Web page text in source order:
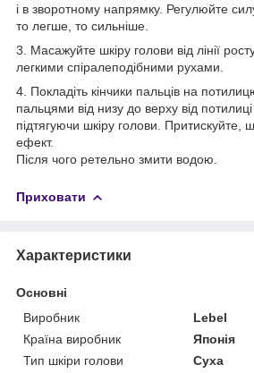
і в зворотному напрямку. Регулюйте
то легше, то сильніше.
3. Масажуйте шкіру голови від лінії
легкими спіралеподібними рухами.
4. Покладіть кінчики пальців на
пальцями від низу до верху від
підтягуючи шкіру голови. Притискуйте,
ефект.
Після чого ретельно змити водою.
Приховати
Характеристики
Основні
Виробник
Lebel
Країна виробник
Японія
Тип шкіри голови
Суха